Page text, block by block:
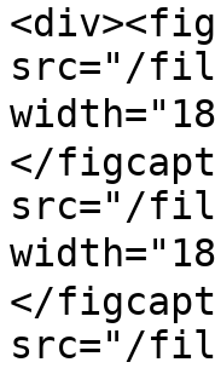
src="/
</
src="/
</
src="/